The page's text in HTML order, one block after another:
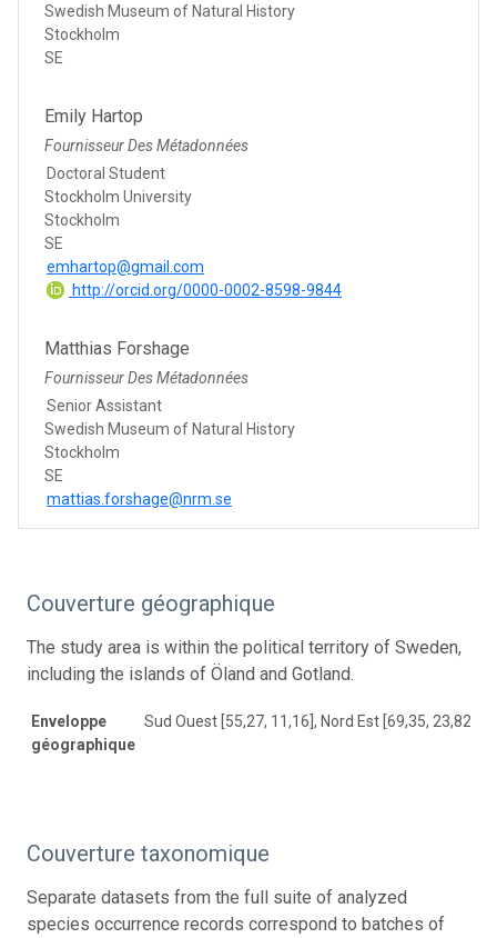
Swedish Museum of Natural History
Stockholm
SE
Emily Hartop
Fournisseur Des Métadonnées
Doctoral Student
Stockholm University
Stockholm
SE
emhartop@gmail.com
http://orcid.org/0000-0002-8598-9844
Matthias Forshage
Fournisseur Des Métadonnées
Senior Assistant
Swedish Museum of Natural History
Stockholm
SE
mattias.forshage@nrm.se
Couverture géographique
The study area is within the political territory of Sweden,
including the islands of Öland and Gotland.
Enveloppe
géographique
Sud Ouest [55,27, 11,16], Nord Est [69,35, 23,82]
Couverture taxonomique
Separate datasets from the full suite of analyzed
species occurrence records correspond to batches of